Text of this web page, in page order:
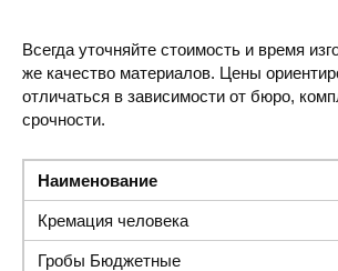
Всегда уточняйте стоимость и время
же качество материалов. Цены
отличаться в зависимости от бюро,
срочности.
Наименование
Кремация человека
Гробы Бюджетные